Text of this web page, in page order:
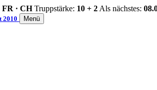
FR · CH Truppstärke: 10 + 2 Als nächstes:
2010 Menü